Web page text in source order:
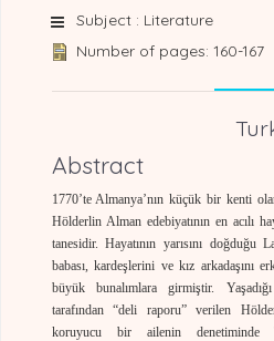
Subject : Literature
Number of pages: 160-167
Abstract
1770’te Almanya’nın küçük bir kenti
Hölderlin Alman edebiyatının en acılı
tanesidir. Hayatının yarısını doğduğu
babası, kardeşlerini ve kız arkadaşını
büyük bunalımlara girmiştir.
tarafından “deli raporu” verilen
koruyucu bir ailenin denetiminde